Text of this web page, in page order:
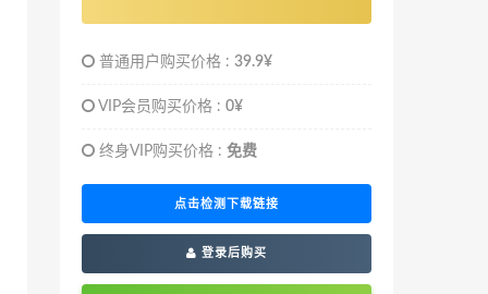
普通用户购买价格 : 39.9¥
VIP会员购买价格 : 0¥
终身VIP购买价格 : 免费
点击检测下载链接
登录后购买